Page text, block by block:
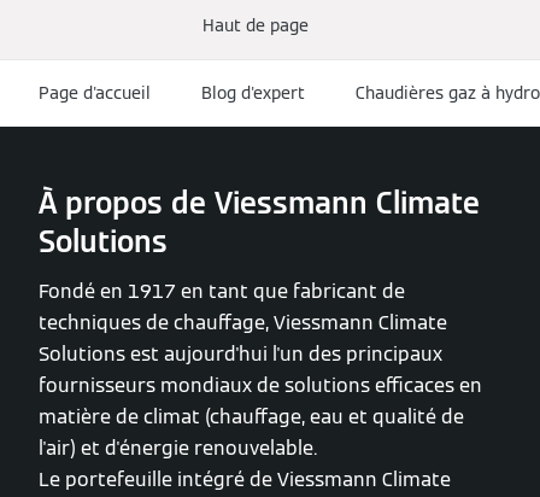
Haut de page
Page d'accueil Blog d'expert Chaudières gaz à
À propos de Viessmann Climate
Solutions
Fondé en 1917 en tant que fabricant de
techniques de chauffage, Viessmann Climate
Solutions est aujourd'hui l'un des principaux
fournisseurs mondiaux de solutions efficaces en
matière de climat (chauffage, eau et qualité de
l'air) et d'énergie renouvelable.
Le portefeuille intégré de Viessmann Climate